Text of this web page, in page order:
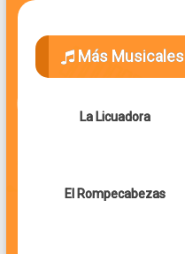
Más Musicales
La Licuadora
El Rompecabezas